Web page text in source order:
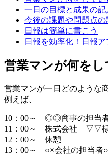
一日の目標と成果の記
今後の課題や問題点の
日報は簡単に書こう
日報を効率化！日報ア
営業マンが何をし
営業マンが一日どのような
例えば、
10：00～ ◎◎商事の担当
11：00～ 株式会社 ▽▽様
12：00～ 休憩
13：00～ ○×会社の担当者